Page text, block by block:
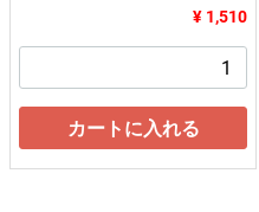
¥ 1,510
カートに入れる